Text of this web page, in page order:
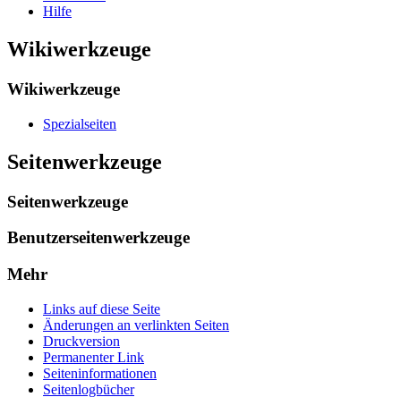
Hilfe
Wikiwerkzeuge
Wikiwerkzeuge
Spezialseiten
Seitenwerkzeuge
Seitenwerkzeuge
Benutzerseitenwerkzeuge
Mehr
Links auf diese Seite
Änderungen an verlinkten Seiten
Druckversion
Permanenter Link
Seiten­­informationen
Seitenlogbücher